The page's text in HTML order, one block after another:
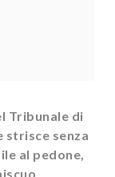
Tribunale di
strisce senza
al pedone,